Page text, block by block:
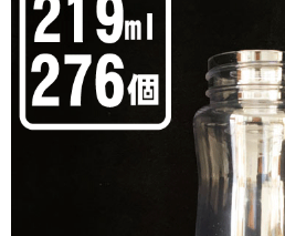
容器について
お問い合わせ